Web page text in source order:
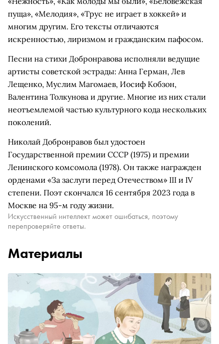
пуща», «Мелодия», «Трус не играет в хоккей» и
многим другим. Его тексты отличаются
искренностью, лиризмом и гражданским пафосом.
Песни на стихи Добронравова исполняли ведущие
артисты советской эстрады: Анна Герман, Лев
Лещенко, Муслим Магомаев, Иосиф Кобзон,
Валентина Толкунова и другие. Многие из них стали
неотъемлемой частью культурного кода нескольких
поколений.
Николай Добронравов был удостоен
Государственной премии СССР (1975) и премии
Ленинского комсомола (1978). Он также награжден
орденами «За заслуги перед Отечеством» III и IV
степени. Поэт скончался 16 сентября 2023 года в
Москве на 95-м году жизни.
Искусственный интеллект может ошибаться, поэтому
перепроверяйте ответы.
Материалы